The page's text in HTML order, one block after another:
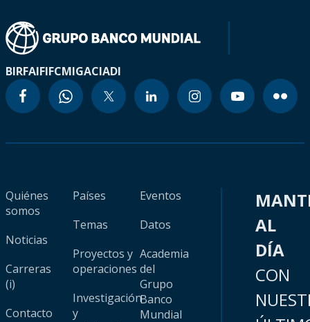
BIRFAIFIFCMIGACIADI
Quiénes
somos
Noticias
Carreras
(i)
Contacto
Países
Temas
Proyectos y
operaciones
Investigación
y
Eventos
Datos
Academia
del
Grupo
Banco
Mundial
AL
DÍA
CON